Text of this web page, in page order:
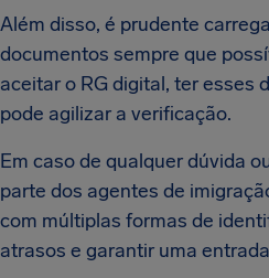
Além disso, é prudente
documentos sempre que
aceitar o RG digital, ter esses
pode agilizar a verificação.
Em caso de qualquer dúvida
parte dos agentes de
com múltiplas formas de
atrasos e garantir uma